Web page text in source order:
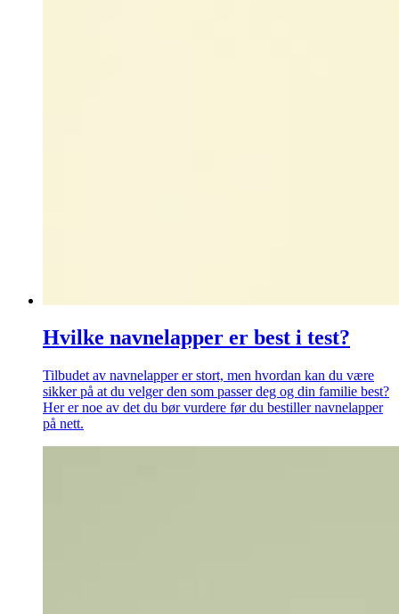
Hvilke navnelapper er best i test?
Tilbudet av navnelapper er stort, men hvordan kan du være
sikker på at du velger den som passer deg og din familie best?
Her er noe av det du bør vurdere før du bestiller navnelapper
på nett.